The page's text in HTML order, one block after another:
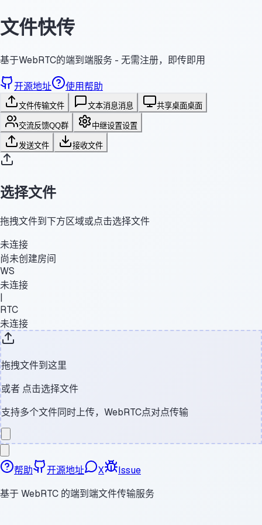
文件快传
基于WebRTC的端到端服务 - 无需注册，即传即用
开源地址 使用帮助
文件传输文件 文本消息消息 共享桌面桌面
交流反馈QQ群 中继设置设置
发送文件 接收文件
选择文件
拖拽文件到下方区域或点击选择文件
未连接
尚未创建房间
WS
未连接
|
RTC
未连接
拖拽文件到这里
或者 点击选择文件
支持多个文件同时上传，WebRTC点对点传输
帮助 开源地址 X
Issue
基于 WebRTC 的端到端文件传输服务